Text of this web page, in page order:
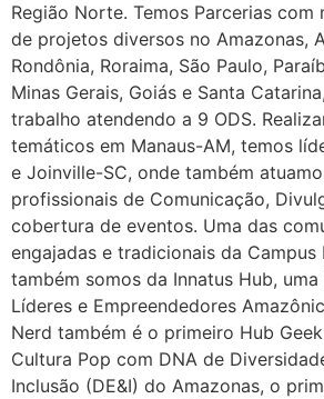
Região Norte. Temos Parcerias com
de projetos diversos no Amazonas,
Rondônia, Roraima, São Paulo,
Minas Gerais, Goiás e Santa
trabalho atendendo a 9 ODS.
temáticos em Manaus-AM, temos
e Joinville-SC, onde também
profissionais de Comunicação,
cobertura de eventos. Uma das
engajadas e tradicionais da Campus
também somos da Innatus Hub,
Líderes e Empreendedores
Nerd também é o primeiro Hub
Cultura Pop com DNA de
Inclusão (DE&I) do Amazonas, o